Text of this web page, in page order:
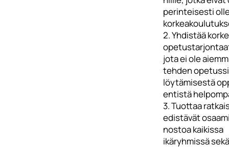
perinteisesti
2. Yhdistää
jota ei ole
tehden
löytämisestä
entistä
3. Tuottaa
edistävät
nostoa kaikissa
ikäryhmissä sekä